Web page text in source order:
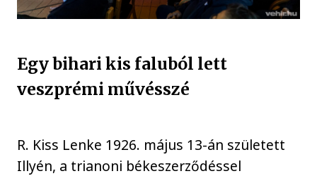
Egy bihari kis faluból lett
veszprémi művésszé
R. Kiss Lenke 1926. május 13-án született
Illyén, a trianoni békeszerződéssel